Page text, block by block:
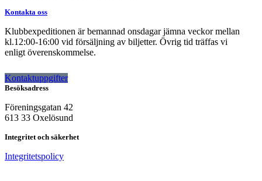
Kontakta oss
Klubbexpeditionen är bemannad onsdagar jämna veckor mellan
kl.12:00-16:00 vid försäljning av biljetter. Övrig tid träffas vi
enligt överenskommelse.
Kontaktuppgifter
Besöksadress
Föreningsgatan 42
613 33 Oxelösund
Integritet och säkerhet
Integritetspolicy